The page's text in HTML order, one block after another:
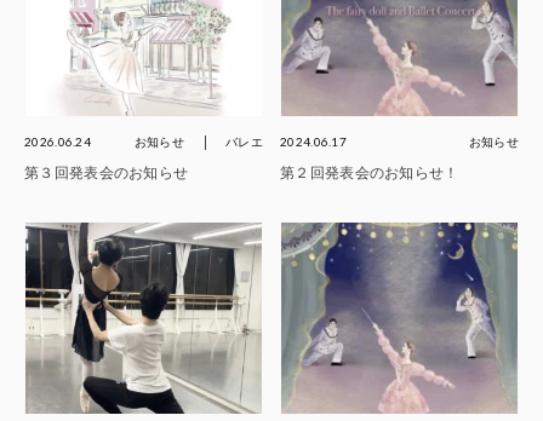
2026.06.24 お知らせ バレエ
第３回発表会のお知らせ
2024.06.17 お知らせ
第２回発表会のお知らせ！